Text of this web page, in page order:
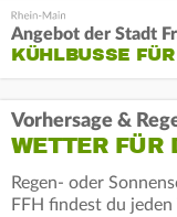
Angebot der Stadt
KÜHLBUSSE
Vorhersage &
WETTER FÜR
Regen- oder
FFH findest du jeden